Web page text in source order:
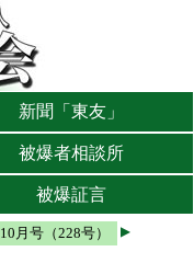
新聞「東友」
被爆者相談所
被爆証言
10月号（228号）